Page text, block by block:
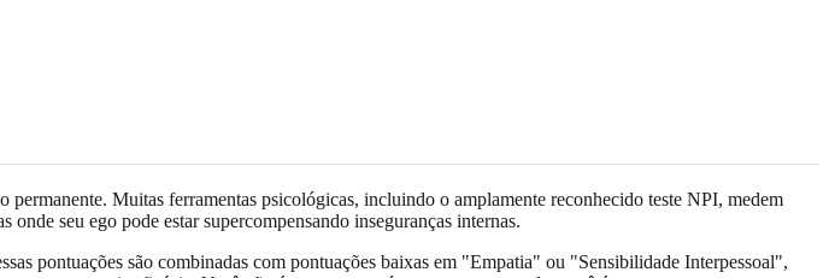
Muitas ferramentas psicológicas, incluindo o amplamente reconhecido teste NPI, medem
seu ego pode estar supercompensando inseguranças internas.
pontuações são combinadas com pontuações baixas em "Empatia" ou "Sensibilidade Interpessoal",